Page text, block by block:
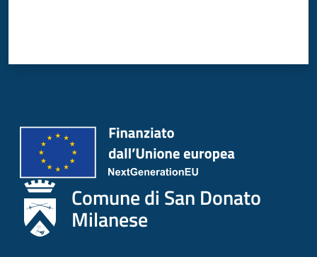
Comune di San Donato
Milanese